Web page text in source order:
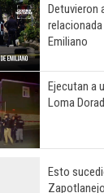
Detuvieron
Emiliano
Ejecutan a
Loma
Esto
Zapotlanejo